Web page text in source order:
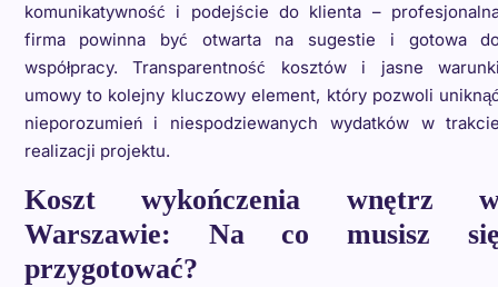
komunikatywność i podejście do klienta –
firma powinna być otwarta na sugestie i gotowa
współpracy. Transparentność kosztów i jasne
umowy to kolejny kluczowy element, który pozwoli
nieporozumień i niespodziewanych wydatków w
realizacji projektu.
Koszt wykończenia wnętrz
Warszawie: Na co musisz
przygotować?